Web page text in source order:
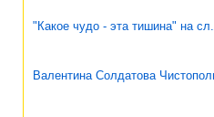
"Какое чудо - эта тишина" на
Валентина Солдатова